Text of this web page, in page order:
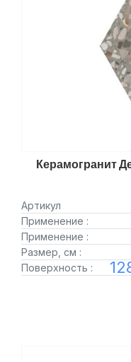
Керамогранит
Артикул
Применение :
Применение :
Размер, см :
Поверхность :